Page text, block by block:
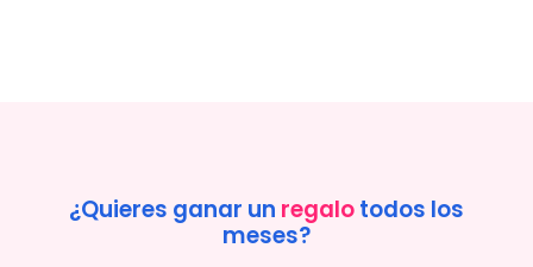
¿Quieres ganar un regalotodos los
meses?